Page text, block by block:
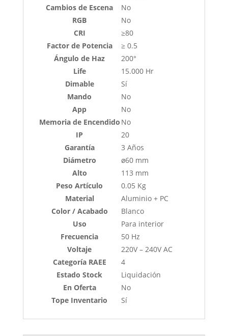
Cambios de Escena
No
RGB
No
CRI
≥80
Factor de Potencia
≥ 0.5
Ángulo de Haz
200°
Life
15.000 Hr
Dimable
Sí
Mando
No
App
No
Memoria de Encendido No
IP
20
Garantía
3 Años
Diámetro
ø60 mm
Alto
113 mm
Peso Artículo
0.05 Kg
Material
Aluminio + PC
Color / Acabado
Blanco
Uso
Para interior
Frecuencia
50 Hz
Voltaje
220V – 240V AC
Categoría RAEE
4
Estado Stock
Liquidación
En Oferta
No
Tope Inventario
Sí